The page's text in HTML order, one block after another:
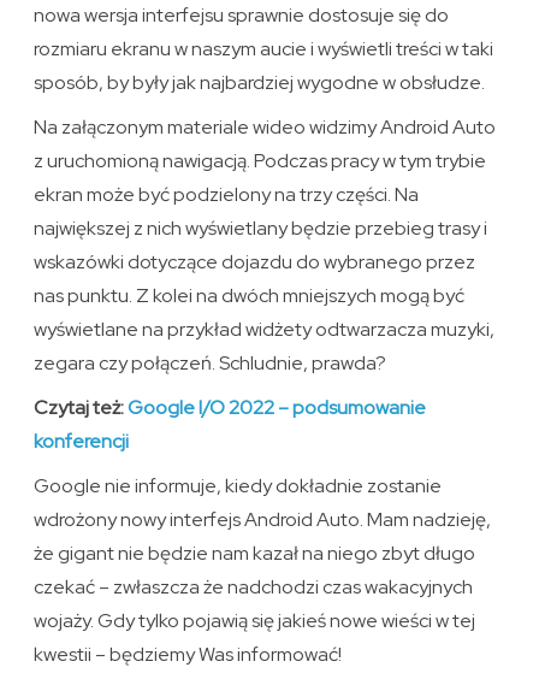
nowa wersja interfejsu sprawnie dostosuje się do
rozmiaru ekranu w naszym aucie i wyświetli treści w taki
sposób, by były jak najbardziej wygodne w obsłudze.
Na załączonym materiale wideo widzimy Android Auto
z uruchomioną nawigacją. Podczas pracy w tym trybie
ekran może być podzielony na trzy części. Na
największej z nich wyświetlany będzie przebieg trasy i
wskazówki dotyczące dojazdu do wybranego przez
nas punktu. Z kolei na dwóch mniejszych mogą być
wyświetlane na przykład widżety odtwarzacza muzyki,
zegara czy połączeń. Schludnie, prawda?
Czytaj też:Google I/O 2022 – podsumowanie
konferencji
Google nie informuje, kiedy dokładnie zostanie
wdrożony nowy interfejs Android Auto. Mam nadzieję,
że gigant nie będzie nam kazał na niego zbyt długo
czekać – zwłaszcza że nadchodzi czas wakacyjnych
wojaży. Gdy tylko pojawią się jakieś nowe wieści w tej
kwestii – będziemy Was informować!